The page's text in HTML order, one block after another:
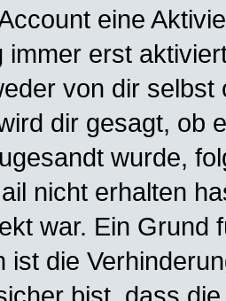
eine
immer erst
von dir selbst
dir gesagt, ob
wurde,
nicht erhalten
war. Ein Grund
ist die